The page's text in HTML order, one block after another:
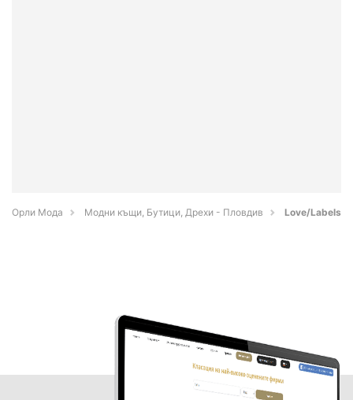
Орли Мода Модни къщи, Бутици, Дрехи - Пловдив Love/Labels